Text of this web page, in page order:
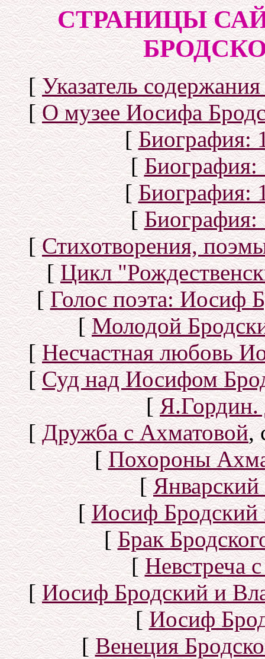
СТРАНИЦЫ
[Указатель
[О музее Иосифа
[Биография:
[Биография:
[Биография:
[Биография:
[Стихотворения,
[Цикл
[Голос поэта: Иосиф
[Молодой
[Несчастная любовь
[Суд над Иосифом
[Я.Гордин.
[Дружба с Ахматовой,
[Похороны
[Январский
[Иосиф Бродский
[Брак
[Невстреча
[Иосиф Бродский и
[Иосиф
[Венеция